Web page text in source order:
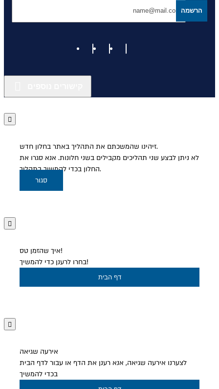
הרשמה
זיהינו שהמשכתם את התהליך באתר בחלון חדש.
לא ניתן לבצע שני תהליכים מקבילים בשני חלונות. אנא סגרו את
החלון בכדי להמשיך בתהליך.
סגור
איך שהזמן טס!
בחרו לרענן כדי להמשיך!
דף הבית
אירעה שגיאה
לצערנו אירעה שגיאה, אנא רענן את הדף או עבור לדף הבית
בכדי להמשיך